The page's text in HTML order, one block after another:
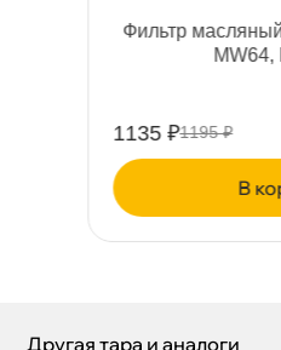
Фильтр масляный
MW64,
1135 ₽ 1195 ₽
Другая тара и аналоги